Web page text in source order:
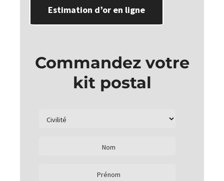
Estimation d’or en ligne
Commandez votre
kit postal